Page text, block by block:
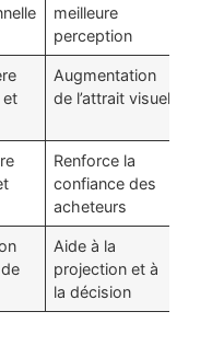
meilleure
perception
et
Augmentation
de l’attrait visuel
Renforce la
confiance des
acheteurs
Aide à la
projection et à
la décision